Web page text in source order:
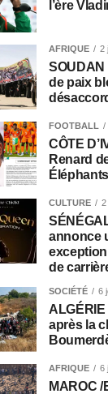
l’ère
AFRIQUE 2
de paix
FOOTBALL
CÔTE
Renard
Éléphants
CULTURE 2
annonce
de
SOCIÉTÉ 6
après la
AFRIQUE 6
MAROC